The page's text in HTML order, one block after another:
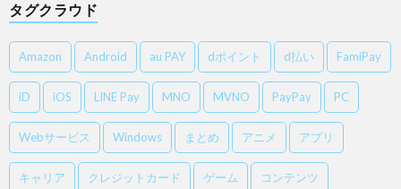
タグクラウド
Amazon Android au PAY dポイント d払い FamiPay
iD iOS LINE Pay MNO MVNO PayPay PC
Webサービス Windows まとめ アニメ アプリ
キャリア クレジットカード ゲーム コンテンツ